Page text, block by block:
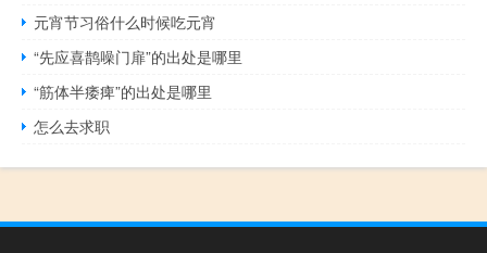
元宵节习俗什么时候吃元宵
“先应喜鹊噪门扉”的出处是哪里
“筋体半痿痺”的出处是哪里
怎么去求职